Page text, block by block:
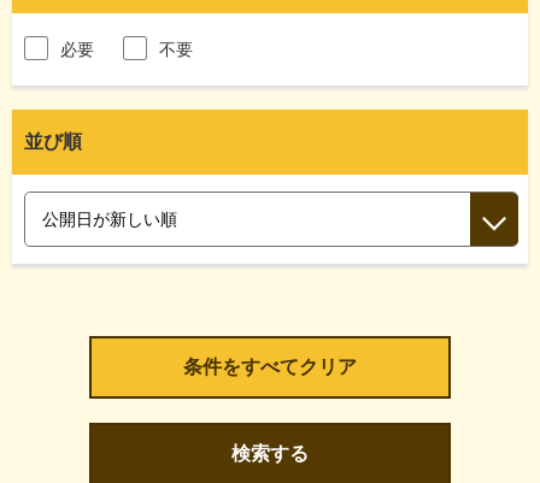
必要 不要
並び順
検索する